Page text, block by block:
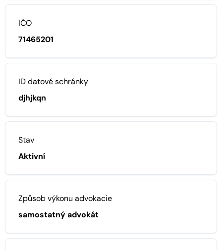
IČO
71465201
ID datové schránky
djhjkqn
Stav
Aktivní
Způsob výkonu advokacie
samostatný advokát